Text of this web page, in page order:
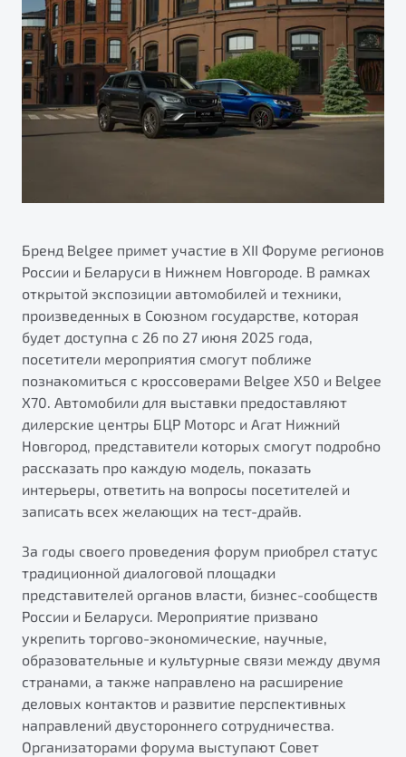
Яркий кроссовер
от 2 219 990 ₽*
S50
Элегантный и практичный седан
от 1 699 990 ₽*
Обзор В наличии
X70
Универсальный кроссовер
от 2 499 990 ₽*
Автокредит
Трейд-ин
Страхование
Расчет КАСКО
Узнайте о специальных выгодах при покупке
автомобиля Belgee
Подробно
Тест-драйв
Автокредит
Спецпредложения
ПОДДЕРЖКА
Гарантия Belgee
Belgee Линк
Belgee Клуб
Помощь на дорогах
Будьте еще более уверены на дорогах с программой
Преимущества программы
Запись на сервис
Калькулятор ТО
Клиентская поддержка
О дилерском центре
Правовая информация
Бренд Belgee примет участие в XII Форуме регионов
России и Беларуси в Нижнем Новгороде. В рамках
открытой экспозиции автомобилей и техники,
произведенных в Союзном государстве, которая
будет доступна с 26 по 27 июня 2025 года,
посетители мероприятия смогут поближе
познакомиться с кроссоверами Belgee X50 и Belgee
X70. Автомобили для выставки предоставляют
дилерские центры БЦР Моторс и Агат Нижний
Новгород, представители которых смогут подробно
рассказать про каждую модель, показать
интерьеры, ответить на вопросы посетителей и
записать всех желающих на тест-драйв.
За годы своего проведения форум приобрел статус
традиционной диалоговой площадки
представителей органов власти, бизнес-сообществ
России и Беларуси. Мероприятие призвано
укрепить торгово-экономические, научные,
образовательные и культурные связи между двумя
странами, а также направлено на расширение
деловых контактов и развитие перспективных
направлений двустороннего сотрудничества.
Организаторами форума выступают Совет